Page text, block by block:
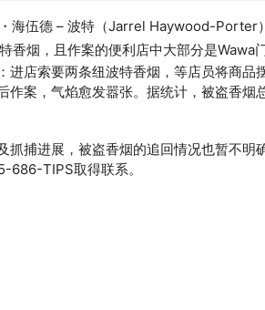
海伍德 – 波特（Jarrel Haywood-Porter
烟，且作案的便利店中大部分是Wawa门
进店索要两条纽波特香烟，等店员将商品
案，气焰愈发嚣张。据统计，被盗香烟
抓捕进展，被盗香烟的追回情况也暂不明
686-TIPS取得联系。